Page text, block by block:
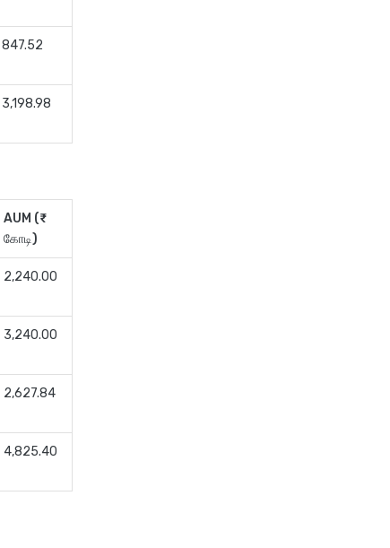
847.52
3,198.98
AUM (₹
கோடி)
2,240.00
3,240.00
2,627.84
4,825.40